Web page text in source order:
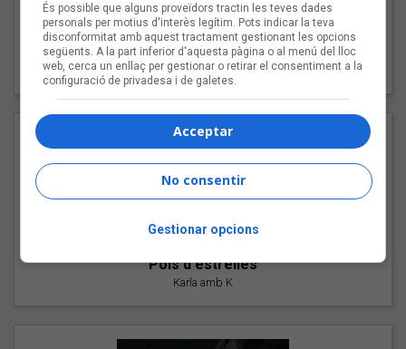
"Les cabres"
94 Rules amb Compte
"Pols d'estrelles"
Karla amb K
És possible que alguns proveïdors tractin les teves dades
personals per motius d'interès legítim. Pots indicar la teva
disconformitat amb aquest tractament gestionant les opcions
següents. A la part inferior d'aquesta pàgina o al menú del lloc
web, cerca un enllaç per gestionar o retirar el consentiment a la
configuració de privadesa i de galetes.
Acceptar
No consentir
Gestionar opcions